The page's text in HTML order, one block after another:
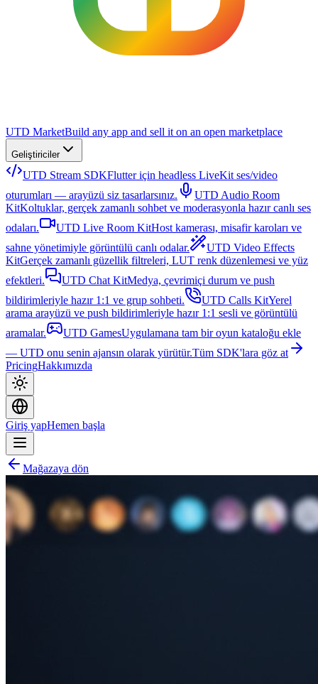
UTD MarketBuild any app and sell it on an open marketplace
Geliştiriciler
UTD Stream SDKFlutter için headless LiveKit ses/video
oturumları — arayüzü siz tasarlarsınız.
UTD Audio Room
KitKoltuklar, gerçek zamanlı sohbet ve moderasyonla hazır canlı ses
odaları.
UTD Live Room KitHost kamerası, misafir karoları ve
sahne yönetimiyle görüntülü canlı odalar.
UTD Video Effects
KitGerçek zamanlı güzellik filtreleri, LUT renk düzenlemesi ve yüz
efektleri.
UTD Chat KitMedya, çevrimiçi durum ve push
bildirimleriyle hazır 1:1 ve grup sohbeti.
UTD Calls KitYerel
arama arayüzü ve push bildirimleriyle hazır 1:1 sesli ve görüntülü
aramalar.
UTD GamesUygulamana tam bir oyun kataloğu ekle
— UTD onu senin ajansın olarak yürütür.Tüm SDK'lara göz at
PricingHakkımızda
Giriş yapHemen başla
Mağazaya dön